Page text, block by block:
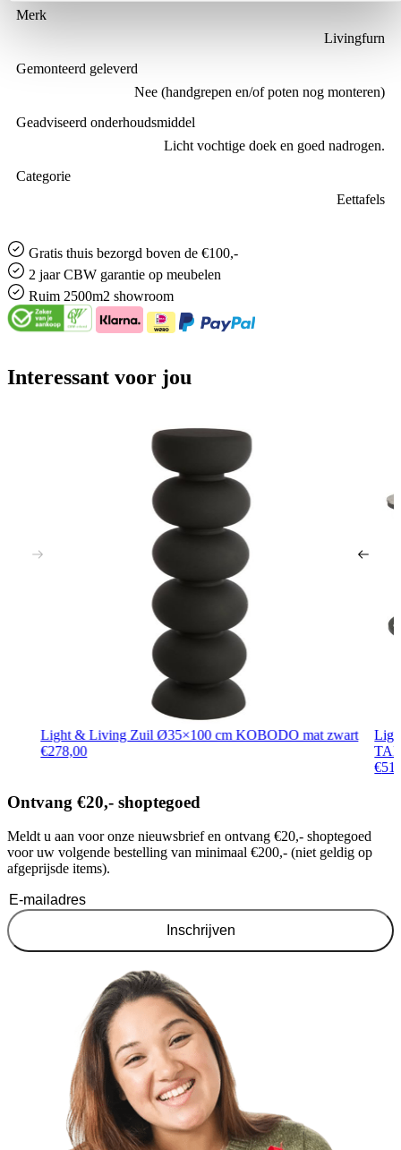
Merk
Livingfurn
Gemonteerd geleverd
Nee (handgrepen en/of poten nog monteren)
Geadviseerd onderhoudsmiddel
Licht vochtige doek en goed nadrogen.
Categorie
Eettafels
Gratis thuis bezorgd boven de €100,-
2 jaar CBW garantie op meubelen
Ruim 2500m2 showroom
Interessant voor jou
Light & Living Zuil Ø35×100 cm KOBODO mat zwart
€278,00
€
Ontvang €20,- shoptegoed
Meldt u aan voor onze nieuwsbrief en ontvang €20,- shoptegoed
voor uw volgende bestelling van minimaal €200,- (niet geldig op
afgeprijsde items).
Inschrijven